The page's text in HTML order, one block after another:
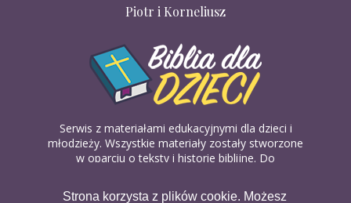
Strona korzysta z plików cookie. Możesz
Piotr i Korneliusz
Serwis z materiałami edukacyjnymi dla dzieci i
młodzieży. Wszystkie materiały zostały stworzone
w oparciu o teksty i historie biblijne. Do
biblijnych. Można je pobierać, drukować i